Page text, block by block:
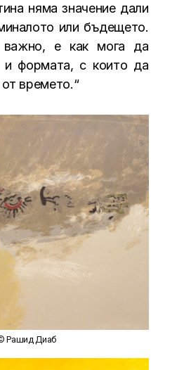
няма значение дали
или бъдещето.
е как мога да
и формата, с които да
времето.“
Рашид Диаб